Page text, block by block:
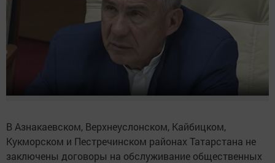
В Азнакаевском, Верхнеуслонском, Кайбицком,
Кукморском и Пестречинском районах Татарстана не
заключены договоры на обслуживание общественных